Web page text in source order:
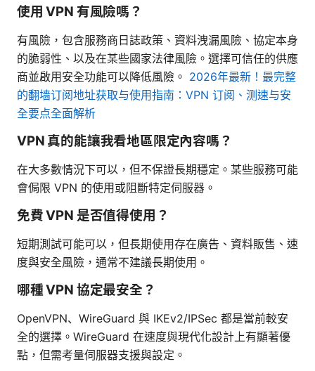
使用 VPN 有風險嗎？
有風險，包含服務商日誌政策、資料洩漏風險、協定本身
的脆弱性、以及在某些國家法律風險。選擇可信任的供應
商並啟用安全功能可以降低風險。 2026年最新！最完整
的翻墙订阅地址获取与使用指南：VPN 订阅、测速与安
全要点全面解析
VPN 真的能讓我看地區限定內容嗎？
在大多數情況下可以，但不保證長期穩定。某些服務可能
會侷限 VPN 的使用或阻斷特定伺服器。
免費 VPN 是否值得使用？
短期測試可能可以，但長期使用存在廣告、資料販售、速
度與安全風險，通常不建議長期使用。
哪種 VPN 協定最安全？
OpenVPN、WireGuard 與 IKEv2/IPSec 都是當前較安
全的選擇。WireGuard 在速度與現代化設計上有顯著優
點，但需考量伺服器支援與設定。